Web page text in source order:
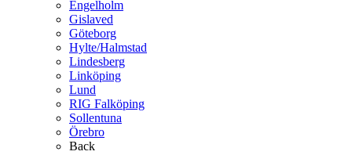
Engelholm
Gislaved
Göteborg
Hylte/Halmstad
Lindesberg
Linköping
Lund
RIG Falköping
Sollentuna
Örebro
Back